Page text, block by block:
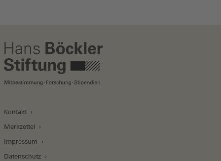
Kontakt
Merkzettel
Impressum
Datenschutz